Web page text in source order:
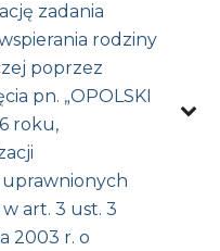
zadania
rodziny
poprzez
pn. „OPOLSKI
roku,
art. 3 ust. 3
2003 r. o